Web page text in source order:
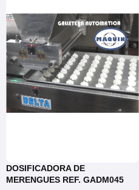
DOSIFICADORA DE
MERENGUES REF. GADM045